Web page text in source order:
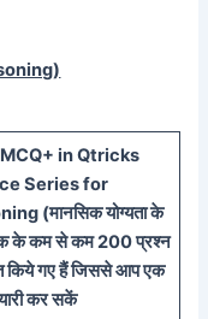
+ inQtricks
Seriesfor
(मानसिकयोग्यता के
के कम से कम 200 प्रश्न
किये गए हैं जिससे आप एक
कर सकें